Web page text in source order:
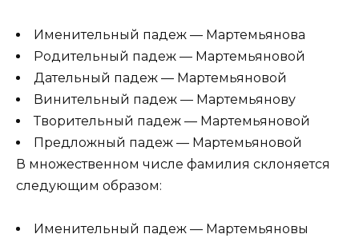
Именительный падеж — Мартемьянова
Родительный падеж — Мартемьяновой
Дательный падеж — Мартемьяновой
Винительный падеж — Мартемьянову
Творительный падеж — Мартемьяновой
Предложный падеж — Мартемьяновой
В множественном числе фамилия склоняется
следующим образом:
Именительный падеж — Мартемьяновы